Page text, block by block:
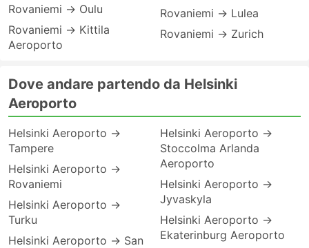
Rovaniemi → Oulu
Rovaniemi → Kittila
Aeroporto
Rovaniemi → Lulea
Rovaniemi → Zurich
Dove andare partendo da Helsinki
Aeroporto
Helsinki Aeroporto →
Tampere
Helsinki Aeroporto →
Rovaniemi
Helsinki Aeroporto →
Turku
Helsinki Aeroporto → San
Helsinki Aeroporto →
Stoccolma Arlanda
Aeroporto
Helsinki Aeroporto →
Jyvaskyla
Helsinki Aeroporto →
Ekaterinburg Aeroporto